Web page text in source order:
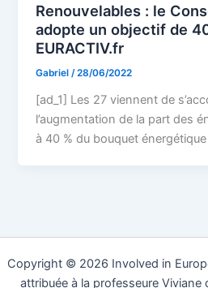
Renouvelables : le
adopte un objectif de
EURACTIV.fr
Gabriel /28/06/2022
[ad_1] Les 27 viennent de
l’augmentation de la part des
à 40 % du bouquet
Copyright © 2026 Involved in
attribuée à la professeure Viviane